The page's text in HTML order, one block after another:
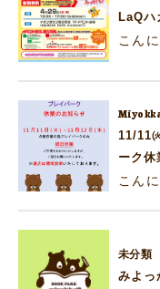
LaQハ
こん
11/11
ーク休
こん
未分類
みよっ